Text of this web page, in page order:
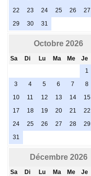
22
23 24 25 26 27
29
30 31
Octobre 2026
Sa Di Lu Ma Me Je
1
3
4 5 6 7 8
10
11 12 13 14 15
17
18 19 20 21 22
24
25 26 27 28 29
31
Décembre 2026
Sa Di Lu Ma Me Je